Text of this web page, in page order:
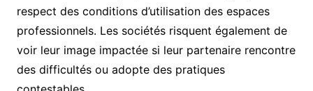
respect des conditions d’utilisation des espaces
professionnels. Les sociétés risquent également de
voir leur image impactée si leur partenaire rencontre
des difficultés ou adopte des pratiques